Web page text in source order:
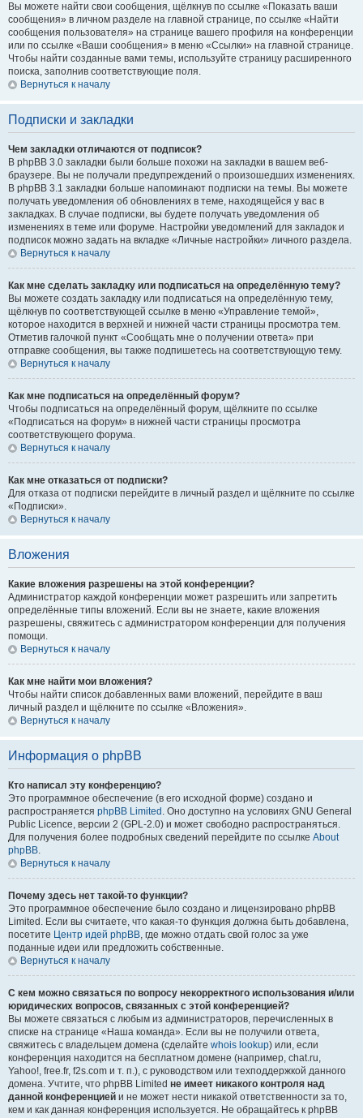
Вы можете найти свои сообщения, щёлкнув по ссылке «Показать ваши
сообщения» в личном разделе на главной странице, по ссылке «Найти
сообщения пользователя» на странице вашего профиля на конференции
или по ссылке «Ваши сообщения» в меню «Ссылки» на главной странице.
Чтобы найти созданные вами темы, используйте страницу расширенного
поиска, заполнив соответствующие поля.
Вернуться к началу
Подписки и закладки
Чем закладки отличаются от подписок?
В phpBB 3.0 закладки были больше похожи на закладки в вашем веб-
браузере. Вы не получали предупреждений о произошедших изменениях.
В phpBB 3.1 закладки больше напоминают подписки на темы. Вы можете
получать уведомления об обновлениях в теме, находящейся у вас в
закладках. В случае подписки, вы будете получать уведомления об
изменениях в теме или форуме. Настройки уведомлений для закладок и
подписок можно задать на вкладке «Личные настройки» личного раздела.
Вернуться к началу
Как мне сделать закладку или подписаться на определённую тему?
Вы можете создать закладку или подписаться на определённую тему,
щёлкнув по соответствующей ссылке в меню «Управление темой»,
которое находится в верхней и нижней части страницы просмотра тем.
Отметив галочкой пункт «Сообщать мне о получении ответа» при
отправке сообщения, вы также подпишетесь на соответствующую тему.
Вернуться к началу
Как мне подписаться на определённый форум?
Чтобы подписаться на определённый форум, щёлкните по ссылке
«Подписаться на форум» в нижней части страницы просмотра
соответствующего форума.
Вернуться к началу
Как мне отказаться от подписки?
Для отказа от подписки перейдите в личный раздел и щёлкните по ссылке
«Подписки».
Вернуться к началу
Вложения
Какие вложения разрешены на этой конференции?
Администратор каждой конференции может разрешить или запретить
определённые типы вложений. Если вы не знаете, какие вложения
разрешены, свяжитесь с администратором конференции для получения
помощи.
Вернуться к началу
Как мне найти мои вложения?
Чтобы найти список добавленных вами вложений, перейдите в ваш
личный раздел и щёлкните по ссылке «Вложения».
Вернуться к началу
Информация о phpBB
Кто написал эту конференцию?
Это программное обеспечение (в его исходной форме) создано и
распространяется phpBB Limited . Оно доступно на условиях GNU General
Public Licence, версии 2 (GPL-2.0) и может свободно распространяться.
Для получения более подробных сведений перейдите по ссылке About
phpBB.
Вернуться к началу
Почему здесь нет такой-то функции?
Это программное обеспечение было создано и лицензировано phpBB
Limited. Если вы считаете, что какая-то функция должна быть добавлена,
посетите Центр идей phpBB, где можно отдать свой голос за уже
поданные идеи или предложить собственные.
Вернуться к началу
С кем можно связаться по вопросу некорректного использования и/или
юридических вопросов, связанных с этой конференцией?
Вы можете связаться с любым из администраторов, перечисленных в
списке на странице «Наша команда». Если вы не получили ответа,
свяжитесь с владельцем домена (сделайте whois lookup) или, если
конференция находится на бесплатном домене (например, chat.ru,
Yahoo!, free.fr, f2s.com и т. п.), с руководством или техподдержкой данного
домена. Учтите, что phpBB Limited не имеет никакого контроля над
данной конференцией и не может нести никакой ответственности за то,
кем и как данная конференция используется. Не обращайтесь к phpBB